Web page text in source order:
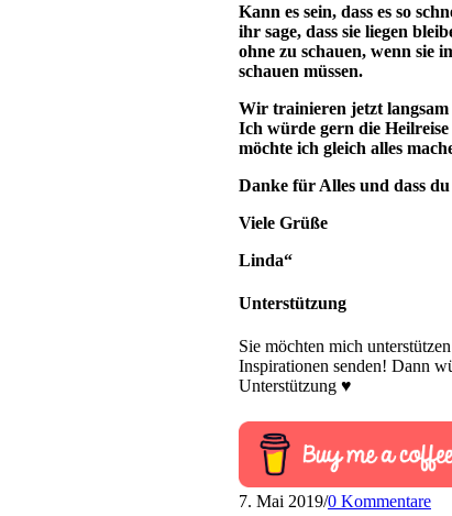
Kann es sein, dass es so
ihr sage, dass sie liegen
ohne zu schauen, wenn sie
schauen müssen.
Wir trainieren jetzt langsam
Ich würde gern die Heilreise
möchte ich gleich alles
Danke für Alles und dass
Viele Grüße
Linda“
Unterstützung
Sie möchten mich
Inspirationen senden! Dann
Unterstützung ♥
7. Mai 2019/0 Kommentare